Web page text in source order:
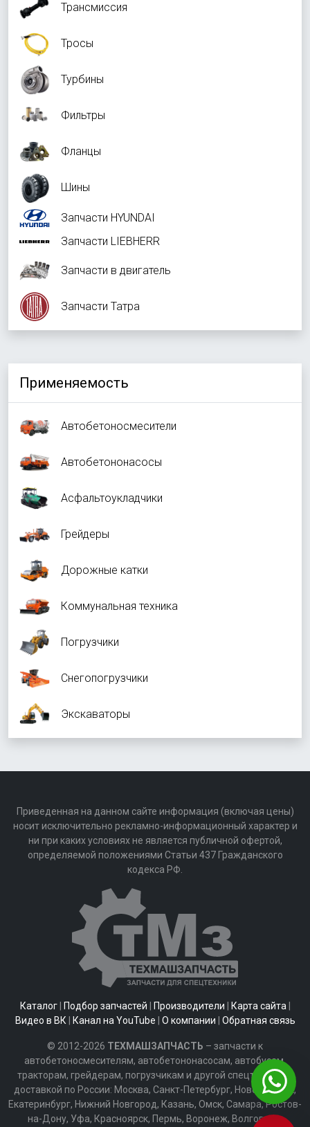
Трансмиссия
Тросы
Турбины
Фильтры
Фланцы
Шины
Запчасти HYUNDAI
Запчасти LIEBHERR
Запчасти в двигатель
Запчасти Татра
Применяемость
Автобетоносмесители
Автобетононасосы
Асфальтоукладчики
Грейдеры
Дорожные катки
Коммунальная техника
Погрузчики
Снегопогрузчики
Экскаваторы
Приведенная на данном сайте информация (включая цены)
носит исключительно рекламно-информационный характер и
ни при каких условиях не является публичной офертой,
определяемой положениями Статьи 437 Гражданского
кодекса РФ.
Каталог| Подбор запчастей Производители Карта сайта|
Видео в ВК| Канал на YouTube О компании Обратная связь
© 2012-2026 ТЕХМАШЗАПЧАСТЬ – запчасти к
автобетоносмесителям, автобетононасосам, автобусам,
тракторам, грейдерам, погрузчикам и другой спецтехнике с
доставкой по России: Москва, Санкт-Петербург, Новосибирск,
Екатеринбург, Нижний Новгород, Казань, Омск, Самара, Ростов-
на-Дону, Уфа, Красноярск, Пермь, Воронеж, Волгоград,